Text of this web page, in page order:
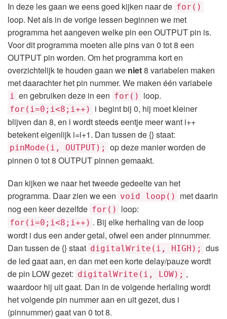
In deze les gaan we eens goed kijken naar de for()
loop. Net als in de vorige lessen beginnen we met
programma het aangeven welke pin een OUTPUT pin is.
Voor dit programma moeten alle pins van 0 tot 8 een
OUTPUT pin worden. Om het programma kort en
overzichtelijk te houden gaan we niet8 variabelen maken
met daarachter het pin nummer. We maken één variabele
i en gebruiken deze in een for() loop.
for(i=0;i<8;i++)
i begint bij 0, hij moet kleiner
blijven dan 8, en i wordt steeds eentje meer want i++
betekent eigenlijk i=i+1. Dan tussen de {} staat:
pinMode(i, OUTPUT);
op deze manier worden de
pinnen 0 tot 8 OUTPUT pinnen gemaakt.
Dan kijken we naar het tweede gedeelte van het
programma. Daar zien we een void loop()
met daarin
nog een keer dezelfde for() loop:
for(i=0;i<8;i++) . Bij elke herhaling van de loop
wordt i dus een ander getal, ofwel een ander pinnummer.
Dan tussen de {} staat digitalWrite(i, HIGH);
dus
de led gaat aan, en dan met een korte delay/pauze wordt
de pin LOW gezet: digitalWrite(i, LOW); ,
waardoor hij uit gaat. Dan in de volgende herlaling wordt
het volgende pin nummer aan en uit gezet, dus i
(pinnummer) gaat van 0 tot 8.